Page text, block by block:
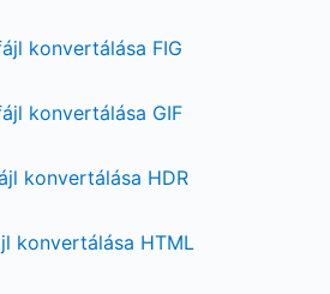
konvertálása FIG
konvertálása GIF
konvertálása HDR
konvertálása HTML